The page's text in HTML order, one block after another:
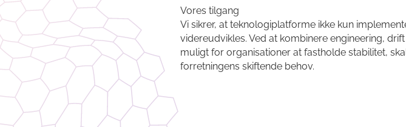
Vores tilgang
Vi sikrer, at teknologiplatforme ikke kun
videreudvikles. Ved at kombinere engineering,
muligt for organisationer at fastholde stabilitet,
forretningens skiftende behov.